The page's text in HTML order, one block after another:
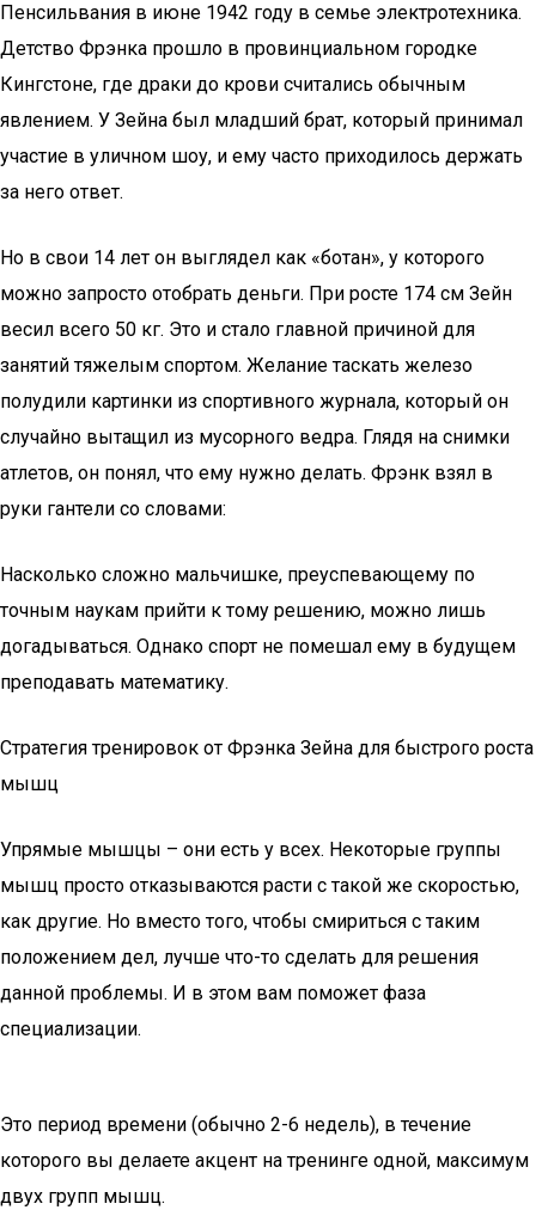
Пенсильвания в июне 1942 году в семье электротехника.
Детство Фрэнка прошло в провинциальном городке
Кингстоне, где драки до крови считались обычным
явлением. У Зейна был младший брат, который принимал
участие в уличном шоу, и ему часто приходилось держать
за него ответ.
Но в свои 14 лет он выглядел как «ботан», у которого
можно запросто отобрать деньги. При росте 174 см Зейн
весил всего 50 кг. Это и стало главной причиной для
занятий тяжелым спортом. Желание таскать железо
полудили картинки из спортивного журнала, который он
случайно вытащил из мусорного ведра. Глядя на снимки
атлетов, он понял, что ему нужно делать. Фрэнк взял в
руки гантели со словами:
Насколько сложно мальчишке, преуспевающему по
точным наукам прийти к тому решению, можно лишь
догадываться. Однако спорт не помешал ему в будущем
преподавать математику.
Стратегия тренировок от Фрэнка Зейна для быстрого роста
мышц
Упрямые мышцы – они есть у всех. Некоторые группы
мышц просто отказываются расти с такой же скоростью,
как другие. Но вместо того, чтобы смириться с таким
положением дел, лучше что-то сделать для решения
данной проблемы. И в этом вам поможет фаза
специализации.
Это период времени (обычно 2-6 недель), в течение
которого вы делаете акцент на тренинге одной, максимум
двух групп мышц.